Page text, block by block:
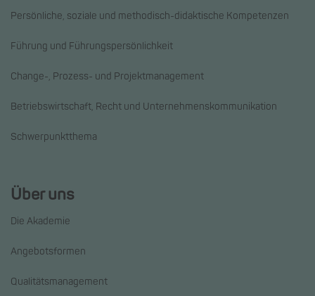
Persönliche, soziale und methodisch-didaktische Kompetenzen
Führung und Führungspersönlichkeit
Change-, Prozess- und Projektmanagement
Betriebswirtschaft, Recht und Unternehmenskommunikation
Schwerpunktthema
Über uns
Die Akademie
Angebotsformen
Qualitätsmanagement